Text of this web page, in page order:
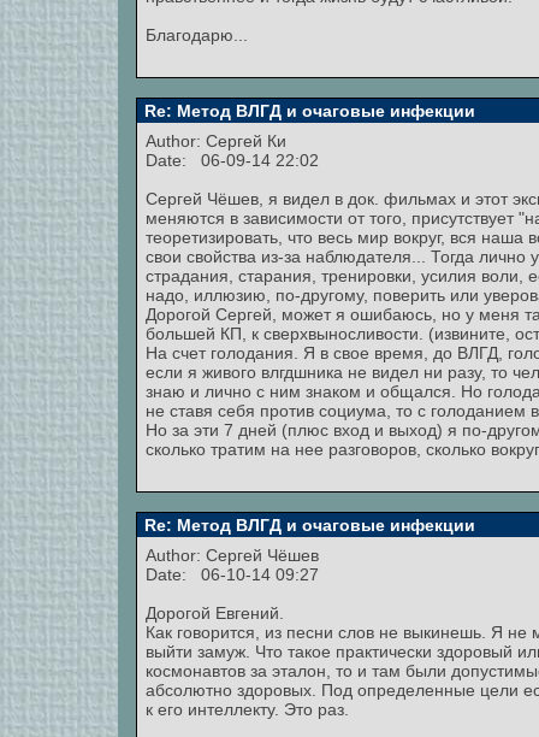
Благодарю...
Re: Метод ВЛГД и очаговые инфекции
Author: Сергей Ки
Date: 06-09-14 22:02
Сергей Чёшев, я видел в док. фильмах и этот
меняются в зависимости от того, присутствует
теоретизировать, что весь мир вокруг, вся
свои свойства из-за наблюдателя... Тогда
страдания, старания, тренировки, усилия воли,
надо, иллюзию, по-другому, поверить или
Дорогой Сергей, может я ошибаюсь, но у меня
большей КП, к сверхвыносливости. (извините,
На счет голодания. Я в свое время, до ВЛГД,
если я живого влгдшника не видел ни разу, то
знаю и лично с ним знаком и общался. Но
не ставя себя против социума, то с голоданием
Но за эти 7 дней (плюс вход и выход) я по-
сколько тратим на нее разговоров, сколько
Re: Метод ВЛГД и очаговые инфекции
Author: Сергей Чёшев
Date: 06-10-14 09:27
Дорогой Евгений.
Как говорится, из песни слов не выкинешь. Я
выйти замуж. Что такое практически здоровый
космонавтов за эталон, то и там были
абсолютно здоровых. Под определенные цели
к его интеллекту. Это раз.